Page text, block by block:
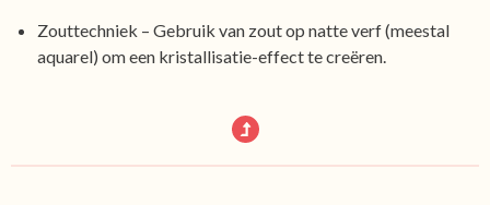
Zouttechniek – Gebruik van zout op natte verf (meestal
aquarel) om een kristallisatie-effect te creëren.